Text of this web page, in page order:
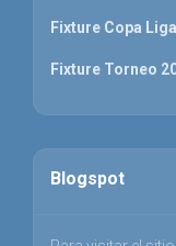
Fixture Copa
Fixture Torneo
Blogspot